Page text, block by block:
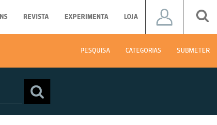
REVISTA EXPERIMENTA LOJA
PESQUISA CATEGORIAS SUBMETER